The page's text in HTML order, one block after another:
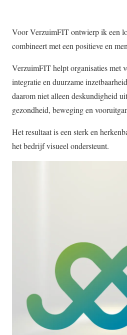
Voor VerzuimFIT ontwierp ik een
combineert met een positieve en
VerzuimFIT helpt organisaties met
integratie en duurzame
daarom niet alleen deskundigheid
gezondheid, beweging en
Het resultaat is een sterk en
het bedrijf visueel ondersteunt.